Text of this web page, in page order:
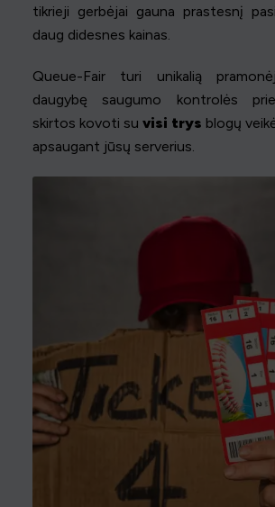
tikrieji gerbėjai gauna prastesnį
daug didesnes kainas.
Queue-Fair turi unikalią
daugybę saugumo kontrolės
skirtos kovoti su visi trys blogų
apsaugant jūsų serverius.